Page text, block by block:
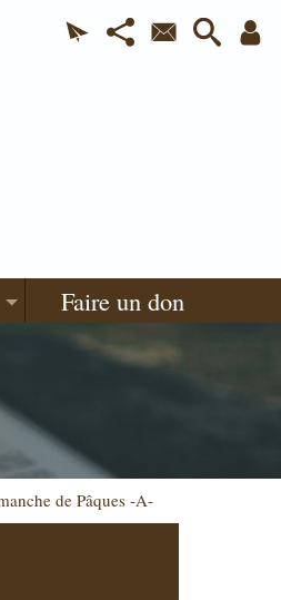
Faire un don
de Pâques -A-